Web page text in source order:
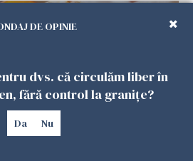
DE OPINIE
dvs. că circulăm liber în
fără control la granițe?
Da Nu